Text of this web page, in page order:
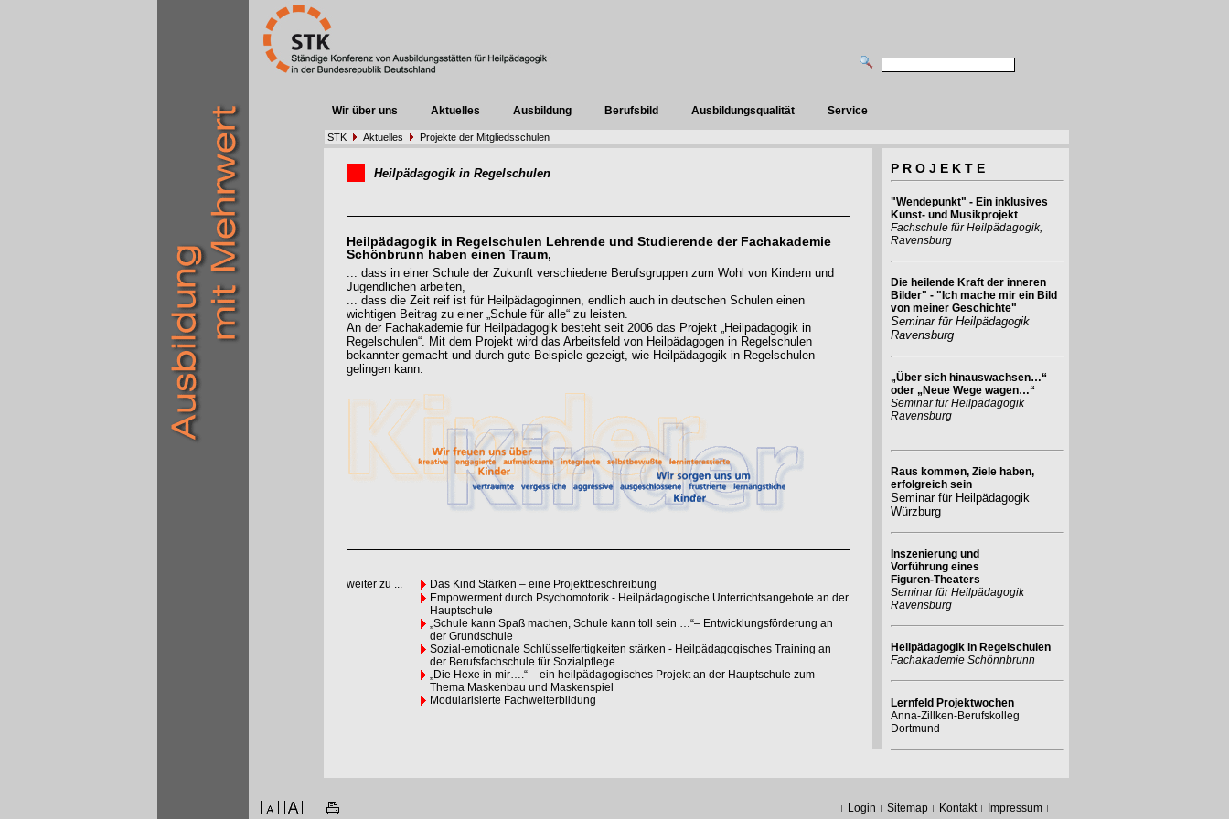
Wir über uns Aktuelles Ausbildung Berufsbild Ausbildungsqualität Service
STK Aktuelles Projekte der Mitgliedsschulen
Heilpädagogik in Regelschulen
Heilpädagogik in Regelschulen Lehrende und Studierende der Fachakademie
Schönbrunn haben einen Traum,
... dass in einer Schule der Zukunft verschiedene Berufsgruppen zum Wohl von Kindern und
Jugendlichen arbeiten,
... dass die Zeit reif ist für Heilpädagoginnen, endlich auch in deutschen Schulen einen
wichtigen Beitrag zu einer „Schule für alle“ zu leisten.
An der Fachakademie für Heilpädagogik besteht seit 2006 das Projekt „Heilpädagogik in
Regelschulen“. Mit dem Projekt wird das Arbeitsfeld von Heilpädagogen in Regelschulen
bekannter gemacht und durch gute Beispiele gezeigt, wie Heilpädagogik in Regelschulen
gelingen kann.
weiter zu ...
Das Kind Stärken – eine Projektbeschreibung
Empowerment durch Psychomotorik - Heilpädagogische Unterrichtsangebote an der
Hauptschule
„Schule kann Spaß machen, Schule kann toll sein …“– Entwicklungsförderung an
der Grundschule
Sozial-emotionale Schlüsselfertigkeiten stärken - Heilpädagogisches Training an
der Berufsfachschule für Sozialpflege
„Die Hexe in mir….“ – ein heilpädagogisches Projekt an der Hauptschule zum
Thema Maskenbau und Maskenspiel
Modularisierte Fachweiterbildung
P R O J E K T E
"Wendepunkt" - Ein inklusives
Kunst- und Musikprojekt
Fachschule für Heilpädagogik,
Ravensburg
Die heilende Kraft der inneren
Bilder" - "Ich mache mir ein Bild
von meiner Geschichte"
Seminar für Heilpädagogik
Ravensburg
„Über sich hinauswachsen…“
oder „Neue Wege wagen…“
Seminar für Heilpädagogik
Ravensburg
Raus kommen, Ziele haben,
erfolgreich sein
Seminar für Heilpädagogik
Würzburg
Inszenierung und
Vorführung eines
Figuren-Theaters
Seminar für Heilpädagogik
Ravensburg
Heilpädagogik in Regelschulen
Fachakademie Schönnbrunn
Lernfeld Projektwochen
Anna-Zillken-Berufskolleg
Dortmund
Login Sitemap Kontakt Impressum